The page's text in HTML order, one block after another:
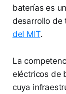
baterías es
desarrollo de
del MIT.
La
eléctricos de
cuya